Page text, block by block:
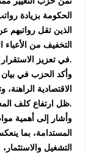
الحكومة بزيادة
التخفيف من الأعباء
في تعزيز الاستقرار الاجتماعي وتحسين مستوى المعيشة.
وأكد الحزب في بيان
الاقتصادية
ظل ارتفاع كلف المعيشة ومتطلبات الحياة اليومية.
وأشار إلى أهمية
المستدامة، بما
التشغيل